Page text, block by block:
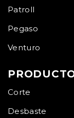
Patroll
Pegaso
Venturo
Corte
Desbaste